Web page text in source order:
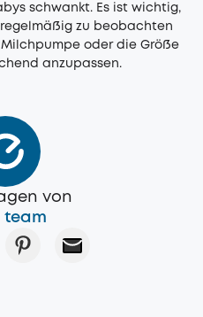
schwankt. Es ist wichtig,
zu beobachten
oder die Größe
anzupassen.
von
team